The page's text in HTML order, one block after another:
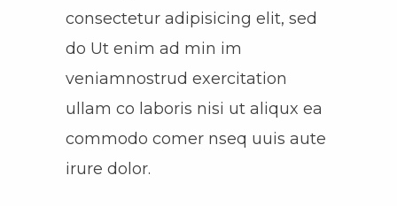
consectetur adipisicing elit, sed
do Ut enim ad min im
veniamnostrud exercitation
ullam co laboris nisi ut aliqux ea
commodo comer nseq uuis aute
irure dolor.